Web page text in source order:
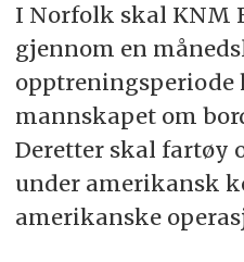
I Norfolk skal KNM
gjennom en
opptreningsperiode
mannskapet om
Deretter skal fartøy
under amerikansk
amerikanske